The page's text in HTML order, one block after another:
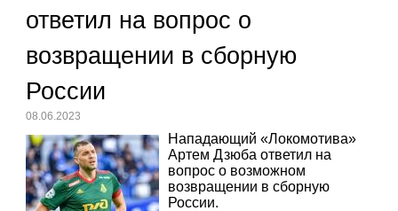
ответил на вопрос о
возвращении в сборную
России
08.06.2023
Нападающий «Локомотива»
Артем Дзюба ответил на
вопрос о возможном
возвращении в сборную
России.